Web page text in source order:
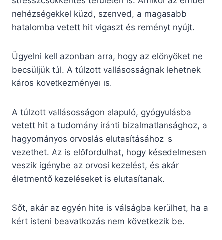
nehézségekkel küzd, szenved, a magasabb
hatalomba vetett hit vigaszt és reményt nyújt.
Ügyelni kell azonban arra, hogy az előnyöket ne
becsüljük túl. A túlzott vallásosságnak lehetnek
káros következményei is.
A túlzott vallásosságon alapuló, gyógyulásba
vetett hit a tudomány iránti bizalmatlansághoz, a
hagyományos orvoslás elutasításához is
vezethet. Az is előfordulhat, hogy késedelmesen
veszik igénybe az orvosi kezelést, és akár
életmentő kezeléseket is elutasítanak.
Sőt, akár az egyén hite is válságba kerülhet, ha a
kért isteni beavatkozás nem következik be.